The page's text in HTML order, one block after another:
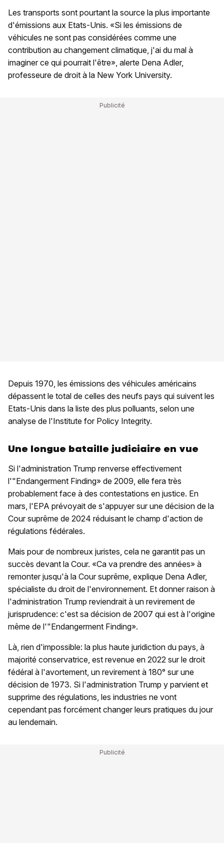
Les transports sont pourtant la source la plus importante
d'émissions aux Etats-Unis. «Si les émissions de
véhicules ne sont pas considérées comme une
contribution au changement climatique, j'ai du mal à
imaginer ce qui pourrait l'être», alerte Dena Adler,
professeure de droit à la New York University.
Depuis 1970, les émissions des véhicules américains
dépassent le total de celles des neufs pays qui suivent les
Etats-Unis dans la liste des plus polluants, selon une
analyse de l'Institute for Policy Integrity.
Une longue bataille judiciaire en vue
Si l'administration Trump renverse effectivement
l'"Endangerment Finding» de 2009, elle fera très
probablement face à des contestations en justice. En
mars, l'EPA prévoyait de s'appuyer sur une décision de la
Cour suprême de 2024 réduisant le champ d'action de
régulations fédérales.
Mais pour de nombreux juristes, cela ne garantit pas un
succès devant la Cour. «Ca va prendre des années» à
remonter jusqu'à la Cour suprême, explique Dena Adler,
spécialiste du droit de l'environnement. Et donner raison à
l'administration Trump reviendrait à un revirement de
jurisprudence: c'est sa décision de 2007 qui est à l'origine
même de l'"Endangerment Finding».
Là, rien d'impossible: la plus haute juridiction du pays, à
majorité conservatrice, est revenue en 2022 sur le droit
fédéral à l'avortement, un revirement à 180° sur une
décision de 1973. Si l'administration Trump y parvient et
supprime des régulations, les industries ne vont
cependant pas forcément changer leurs pratiques du jour
au lendemain.